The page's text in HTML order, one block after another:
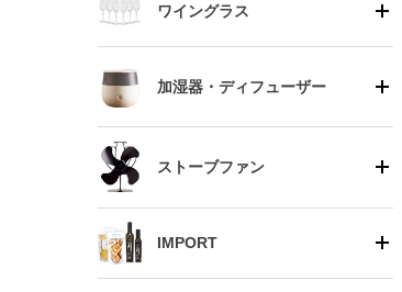
ワイングラス
加湿器・ディフューザー
ストーブファン
IMPORT